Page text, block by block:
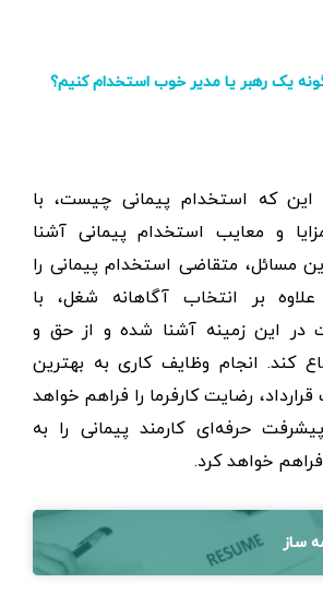
یک رهبر یا مدیر خوب استخدام کنیم؟
این که استخدام پیمانی چیست، با
و معایب استخدام پیمانی آشنا
مسائل، متقاضی استخدام پیمانی را
بر انتخاب آگاهانه شغل، با
در این زمینه آشنا شده و از حق و
کند. انجام وظایف کاری به بهترین
رضایت کارفرما را فراهم خواهد
حرفه‌ای کارمند پیمانی را به
خواهد کرد.
ساز